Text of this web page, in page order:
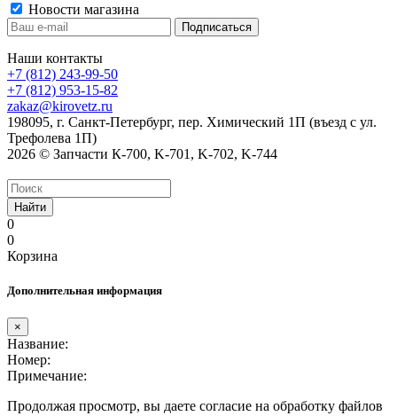
Новости магазина
Наши контакты
+7 (812) 243-99-50
+7 (812) 953-15-82
zakaz@kirovetz.ru
198095, г. Санкт-Петербург, пер. Химический 1П (въезд с ул.
Трефолева 1П)
2026 © Запчасти К-700, K-701, K-702, K-744
Найти
0
0
Корзина
Дополнительная информация
×
Название:
Номер:
Примечание:
Продолжая просмотр, вы даете согласие на обработку файлов